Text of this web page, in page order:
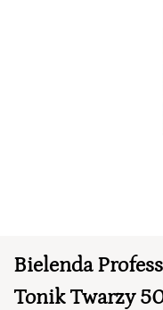
Bielenda
Tonik Twarzy